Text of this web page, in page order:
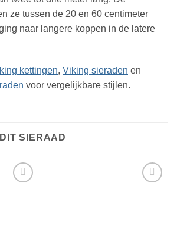
ze tussen de 20 en 60 centimeter
naar langere koppen in de latere
kettingen, Viking sieraden en
voor vergelijkbare stijlen.
SIERAAD
Toevoegen